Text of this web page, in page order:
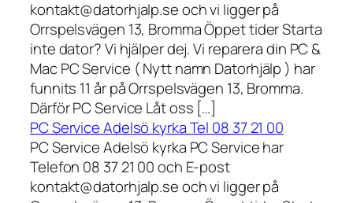
kontakt@datorhjalp.se och vi ligger på
Orrspelsvägen 13, Bromma Öppet tider Starta
inte dator? Vi hjälper dej. Vi reparera din PC &
Mac PC Service ( Nytt namn Datorhjälp ) har
funnits 11 år på Orrspelsvägen 13, Bromma.
Därför PC Service Låt oss […]
PC Service Adelsö kyrka Tel 08 37 21 00
PC Service Adelsö kyrka PC Service har
Telefon 08 37 21 00 och E-post
kontakt@datorhjalp.se och vi ligger på